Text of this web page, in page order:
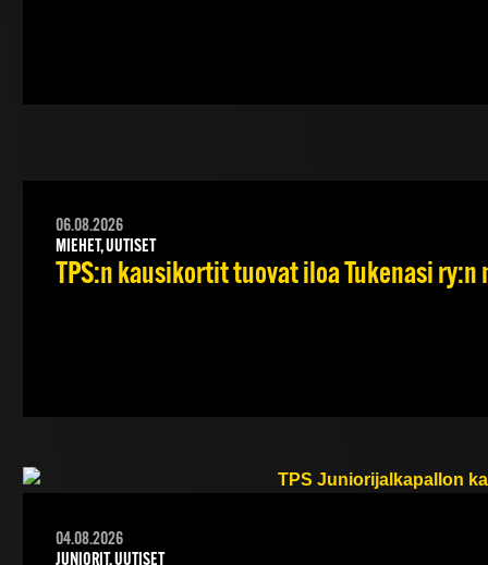
06.08.2026
MIEHET, UUTISET
TPS:n kausikortit tuovat iloa Tukenasi
04.08.2026
JUNIORIT, UUTISET